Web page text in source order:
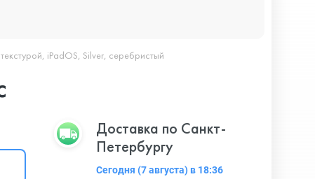
iPadOS, Silver, серебристый
Доставка по Санкт-
Петербургу
Сегодня (7 августа) в 18:36